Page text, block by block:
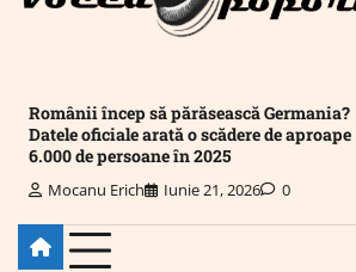
Românii încep să părăsească Germania?
Datele oficiale arată o scădere de aproape
6.000 de persoane în 2025
Mocanu Erich Iunie 21, 2026 0